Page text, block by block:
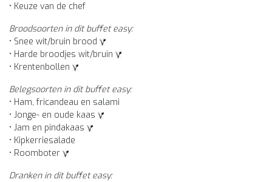
• Keuze van de chef
Broodsoorten in dit buffet easy:
• Snee wit/bruin brood
• Harde broodjes wit/bruin
• Krentenbollen
Belegsoorten in dit buffet easy:
• Ham, fricandeau en salami
• Jonge- en oude kaas
• Jam en pindakaas
• Kipkerriesalade
• Roomboter
Dranken in dit buffet easy: